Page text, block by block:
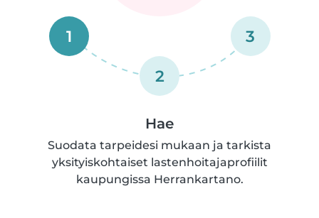
1
2
3
Hae
Suodata tarpeidesi mukaan ja tarkista
yksityiskohtaiset lastenhoitajaprofiilit
kaupungissa Herrankartano.